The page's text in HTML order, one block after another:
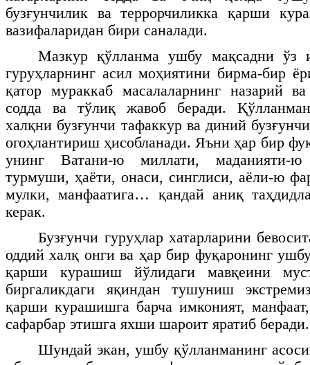
бузғунчилик ва террорчиликка қарши
вазифаларидан бири саналади.
Мазкур қўлланма ушбу мақсадни ўз
гуруҳларнинг асил моҳиятини бирма-бир
қатор мураккаб масалаларнинг назарий
содда ва тўлиқ жавоб беради.
халқни бузғунчи тафаккур ва диний
огоҳлантириш ҳисобланади. Яъни ҳар бир
унинг Ватани-ю миллати, маданияти-
турмуши, ҳаёти, онаси, синглиси, аёли-ю
мулки, манфаатига… қандай аниқ
керак.
Бузғунчи гуруҳлар хатарларини
оддий халқ онги ва ҳар бир фуқаронинг
қарши курашиш йўлидаги мавқеини
биргаликдаги яқиндан тушуниш
қарши курашишга барча имконият,
сафарбар этишга яхши шароит яратиб беради.
Шундай экан, ушбу қўлланманинг